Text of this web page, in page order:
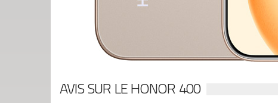
AVIS SUR LE HONOR 400